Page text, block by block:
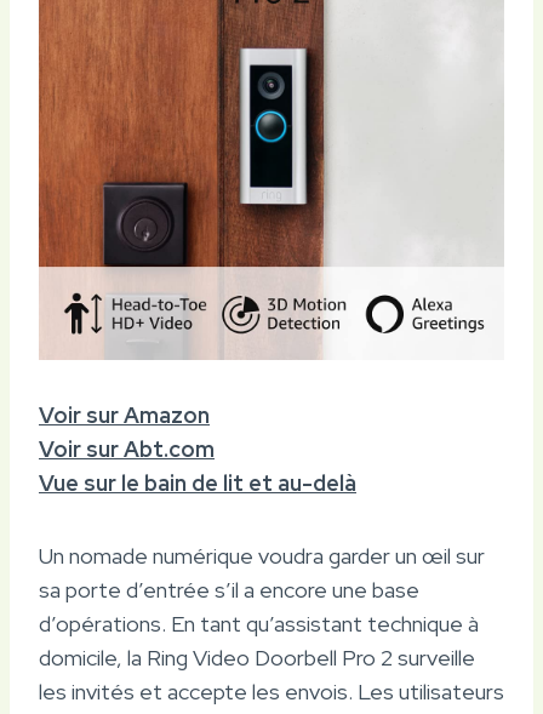
Voir sur Amazon
Voir sur Abt.com
Vue sur le bain de lit et au-delà
Un nomade numérique voudra garder un œil sur
sa porte d’entrée s’il a encore une base
d’opérations. En tant qu’assistant technique à
domicile, la Ring Video Doorbell Pro 2 surveille
les invités et accepte les envois. Les utilisateurs